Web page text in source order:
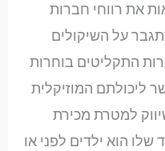
את רווחי חברות
על השיקולים
התקליטים בוחרות
ליכולתם המוזיקלית
למטרת מכירת
שלו הוא ילדים לפני או